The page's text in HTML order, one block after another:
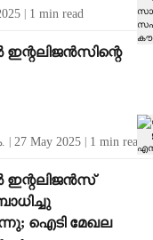
1 min read
27 May 2025 1 min read
ഇന്റലിജന്‍സ്
ഐടി മേഖല